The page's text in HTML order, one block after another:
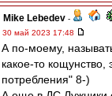
Mike Lebedev -
30 май 2023 17:48
А по-моему,
какое-то кощунство,
потребления" 8-)